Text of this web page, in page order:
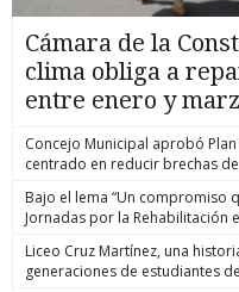
Cámara de la
clima obliga a
entre enero y
Concejo Municipal aprobó
centrado en reducir brechas
Bajo el lema “Un compromiso
Jornadas por la Rehabilitación
Liceo Cruz Martínez, una
generaciones de estudiantes